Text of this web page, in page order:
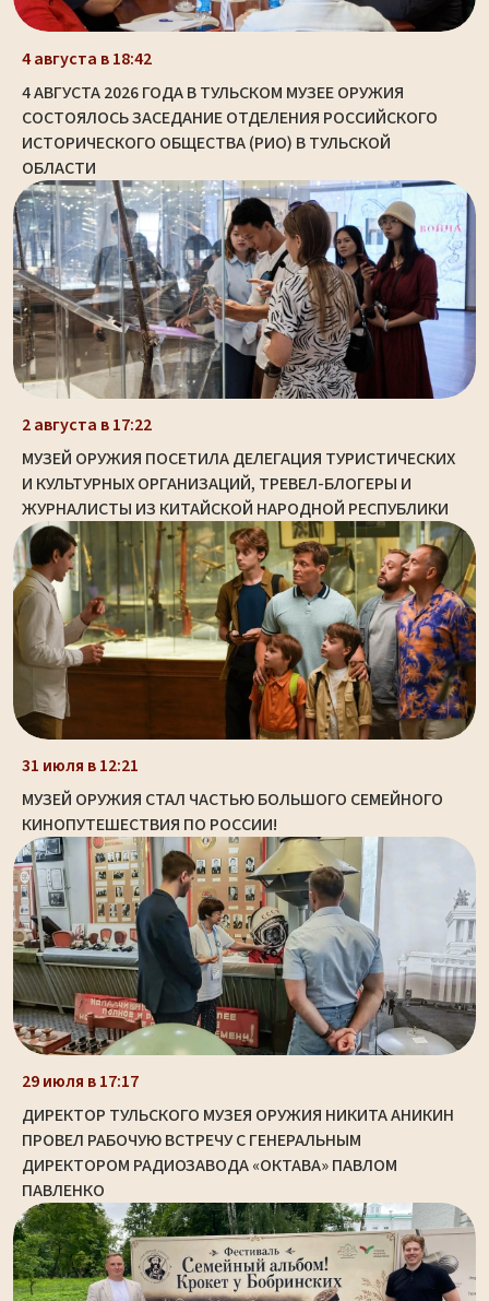
4 августа в 18:42
4 АВГУСТА 2026 ГОДА В ТУЛЬСКОМ МУЗЕЕ ОРУЖИЯ
СОСТОЯЛОСЬ ЗАСЕДАНИЕ ОТДЕЛЕНИЯ РОССИЙСКОГО
ИСТОРИЧЕСКОГО ОБЩЕСТВА (РИО) В ТУЛЬСКОЙ
ОБЛАСТИ
2 августа в 17:22
МУЗЕЙ ОРУЖИЯ ПОСЕТИЛА ДЕЛЕГАЦИЯ ТУРИСТИЧЕСКИХ
И КУЛЬТУРНЫХ ОРГАНИЗАЦИЙ, ТРЕВЕЛ-БЛОГЕРЫ И
ЖУРНАЛИСТЫ ИЗ КИТАЙСКОЙ НАРОДНОЙ РЕСПУБЛИКИ
31 июля в 12:21
МУЗЕЙ ОРУЖИЯ СТАЛ ЧАСТЬЮ БОЛЬШОГО СЕМЕЙНОГО
КИНОПУТЕШЕСТВИЯ ПО РОССИИ!
29 июля в 17:17
ДИРЕКТОР ТУЛЬСКОГО МУЗЕЯ ОРУЖИЯ НИКИТА АНИКИН
ПРОВЕЛ РАБОЧУЮ ВСТРЕЧУ С ГЕНЕРАЛЬНЫМ
ДИРЕКТОРОМ РАДИОЗАВОДА «ОКТАВА» ПАВЛОМ
ПАВЛЕНКО